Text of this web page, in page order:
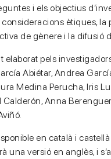
i els objectius
consideracions ètiques, la
de gènere i la difusió
elaborat pels
Abiétar, Andrea
Medina Perucha, Iris
Anna
en català i castellà
una versió en anglès, i